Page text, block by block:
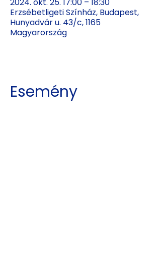
Erzsébetligeti Színház, Budapest,
Hunyadvár u. 43/c, 1165
Magyarország
Esemény